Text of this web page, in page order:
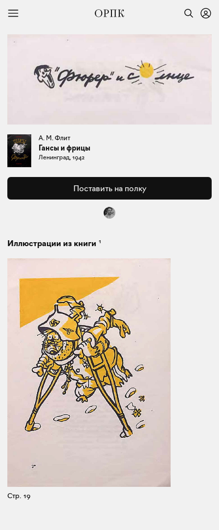
А. М. Флит
Гансы и фрицы
Ленинград, 1942
Поставить на полку
Иллюстрации из книги 1
Стр. 19